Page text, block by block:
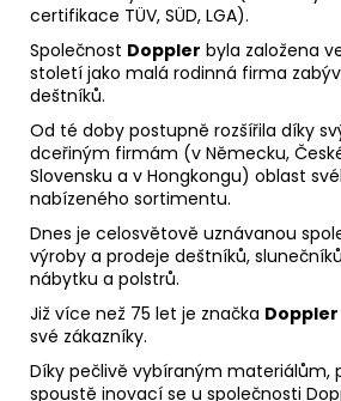
certifikace TÜV, SÜD, LGA).
Společnost Doppler byla založena
století jako malá rodinná firma
deštníků.
Od té doby postupně rozšířila díky
dceřiným firmám (v Německu,
Slovensku a v Hongkongu) oblast
nabízeného sortimentu.
Dnes je celosvětově uznávanou
výroby a prodeje deštníků,
nábytku a polstrů.
Již více než 75 let je značka Doppler
své zákazníky.
Díky pečlivě vybíraným materiálům,
spoustě inovací se u společnosti